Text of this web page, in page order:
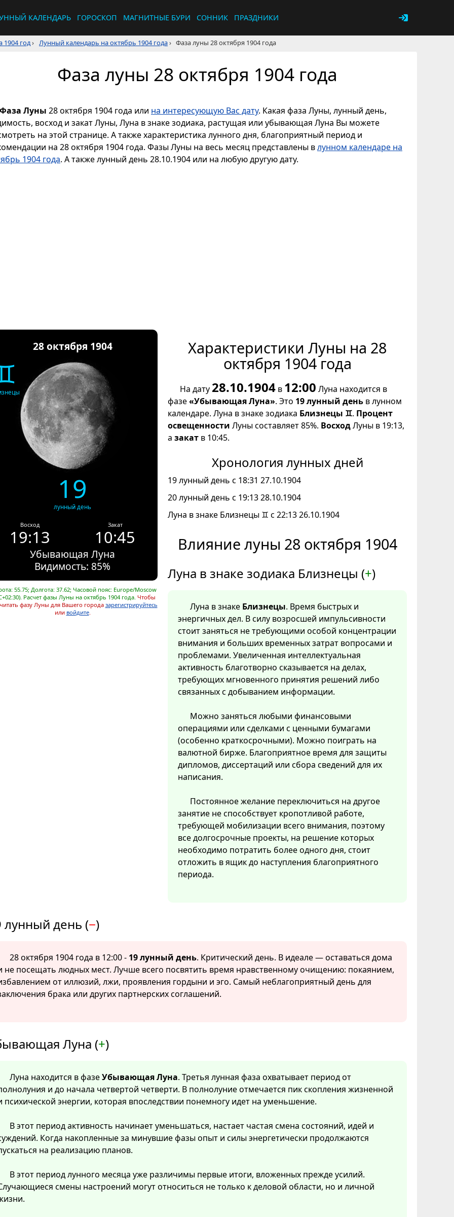
КАЛЕНДАРЬ ГОРОСКОП МАГНИТНЫЕ БУРИ СОННИК ПРАЗДНИКИ
1904 год› Лунный календарь на октябрь 1904 года› Фаза луны 28 октября 1904 года
Фаза луны 28 октября 1904 года
Фаза Луны 28 октября 1904 года или на интересующую Вас дату. Какая фаза Луны, лунный день,
восход и закат Луны, Луна в знаке зодиака, растущая или убывающая Луна Вы можете
на этой странице. А также характеристика лунного дня, благоприятный период и
на 28 октября 1904 года. Фазы Луны на весь месяц представлены влунном календаре на
1904 года. А также лунный день 28.10.1904 или на любую другую дату.
28 октября 1904
19
лунный день
Восход
19:13
Закат
10:45
Убывающая Луна
Видимость: 85%
55.75; Долгота: 37.62; Часовой пояс: Europe/Moscow
Расчет фазы Луны на октябрь 1904 года. Чтобы
фазу Луны для Вашего города зарегистрируйтесь
или войдите.
Характеристики Луны на 28
октября 1904 года
На дату 28.10.1904 в 12:00 Луна находится в
фазе«Убывающая Луна». Это 19 лунный день в лунном
календаре. Луна в знаке зодиака Близнецы ♊. Процент
освещенности Луны составляет 85%. ВосходЛуны в 19:13,
а закат в 10:45.
Хронология лунных дней
19 лунный день с 18:31 27.10.1904
20 лунный день с 19:13 28.10.1904
Луна в знаке Близнецы ♊ с 22:13 26.10.1904
Влияние луны 28 октября 1904
Луна в знаке зодиака Близнецы (+)
Луна в знаке Близнецы. Время быстрых и
энергичных дел. В силу возросшей импульсивности
стоит заняться не требующими особой концентрации
внимания и больших временных затрат вопросами и
проблемами. Увеличенная интеллектуальная
активность благотворно сказывается на делах,
требующих мгновенного принятия решений либо
связанных с добыванием информации.
Можно заняться любыми финансовыми
операциями или сделками с ценными бумагами
(особенно краткосрочными). Можно поиграть на
валютной бирже. Благоприятное время для защиты
дипломов, диссертаций или сбора сведений для их
написания.
Постоянное желание переключиться на другое
занятие не способствует кропотливой работе,
требующей мобилизации всего внимания, поэтому
все долгосрочные проекты, на решение которых
необходимо потратить более одного дня, стоит
отложить в ящик до наступления благоприятного
периода.
лунный день (−)
28 октября 1904 года в 12:00 - 19 лунный день. Критический день. В идеале — оставаться дома
не посещать людных мест. Лучше всего посвятить время нравственному очищению: покаянием,
от иллюзий, лжи, проявления гордыни и эго. Самый неблагоприятный день для
брака или других партнерских соглашений.
Луна (+)
Луна находится в фазеУбывающая Луна. Третья лунная фаза охватывает период от
и до начала четвертой четверти. В полнолуние отмечается пик скопления жизненной
психической энергии, которая впоследствии понемногу идет на уменьшение.
В этот период активность начинает уменьшаться, настает частая смена состояний, идей и
Когда накопленные за минувшие фазы опыт и силы энергетически продолжаются
на реализацию планов.
В этот период лунного месяца уже различимы первые итоги, вложенных прежде усилий.
смены настроений могут относиться не только к деловой области, но и личной